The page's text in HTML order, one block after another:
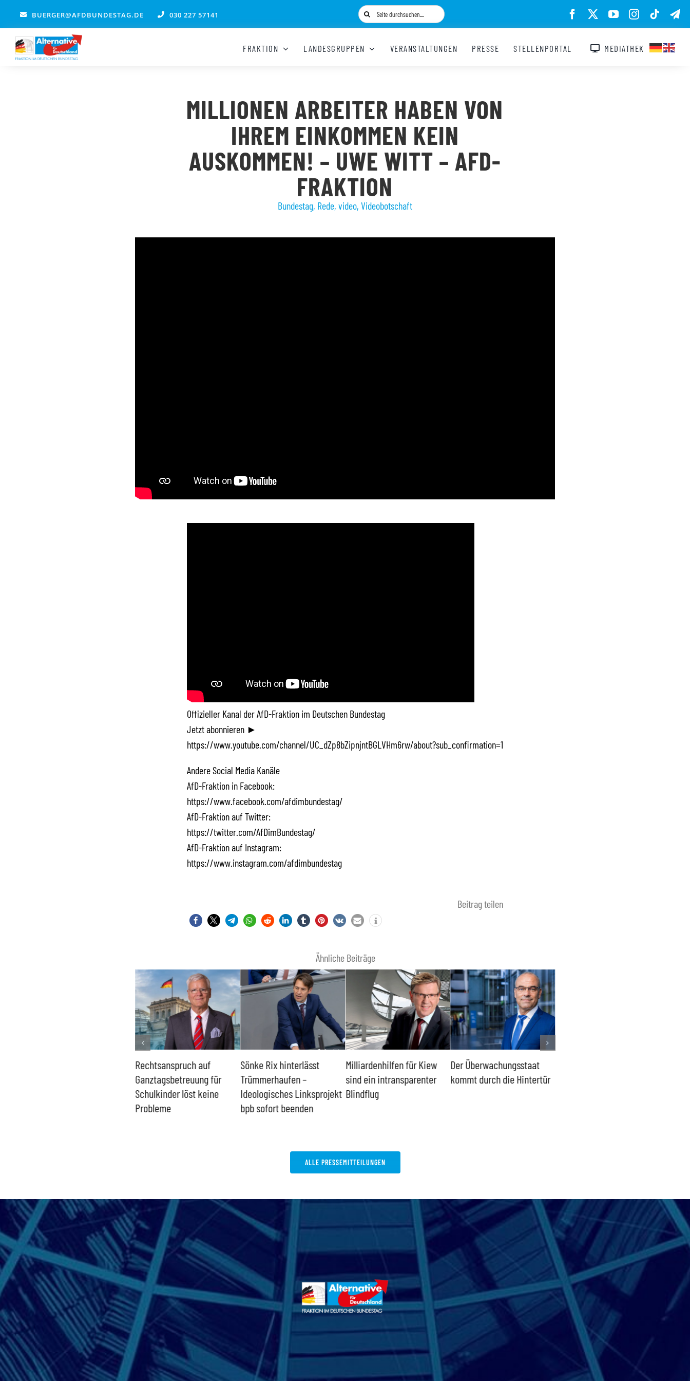
springen
BUERGER@AFDBUNDESTAG.DE 030 227 57141
Suche
nach:
FRAKTION LANDESGRUPPEN VERANSTALTUNGEN PRESSE STELLENPORTAL MEDIATHEK
MILLIONEN ARBEITER HABEN VON
IHREM EINKOMMEN KEIN
AUSKOMMEN! – UWE WITT – AFD-
FRAKTION
Bundestag, Rede, video, Videobotschaft
Offizieller Kanal der AfD-Fraktion im Deutschen Bundestag
Jetzt abonnieren ►
https://www.youtube.com/channel/UC_dZp8bZipnjntBGLVHm6rw/about?sub_confirmation=1
Andere Social Media Kanäle
AfD-Fraktion in Facebook:
https://www.facebook.com/afdimbundestag/
AfD-Fraktion auf Twitter:
https://twitter.com/AfDimBundestag/
AfD-Fraktion auf Instagram:
https://www.instagram.com/afdimbundestag
Beitrag teilen
Ähnliche Beiträge
Rechtsanspruch auf
Ganztagsbetreuung für
Schulkinder löst keine
Probleme
Sönke Rix hinterlässt
Trümmerhaufen –
Ideologisches Linksprojekt
bpb sofort beenden
Milliardenhilfen für Kiew
sind ein intransparenter
Blindflug
Der Überwachungsstaat
kommt durch die Hintertür
ALLE PRESSEMITTEILUNGEN